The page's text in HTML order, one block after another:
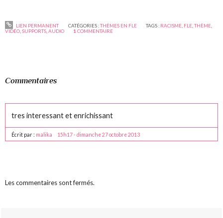
LIEN PERMANENT CATÉGORIES :THÈMES EN FLE TAGS : RACISME, FLE,THÈME,
VIDÉO ,SUPPORTS ,AUDIO 1 COMMENTAIRE
Commentaires
tres interessant et enrichissant
Écrit par : malika 15h17-dimanche 27 octobre 2013
Les commentaires sont fermés.